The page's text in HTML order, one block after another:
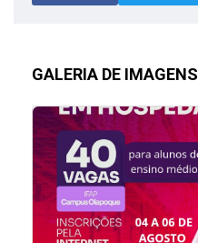
GALERIA DE IMAGENS